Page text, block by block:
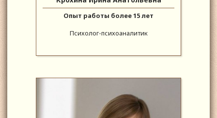
Опыт работы более 15 лет
Психолог-психоаналитик